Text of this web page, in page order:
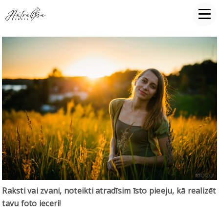
Raksti vai zvani, noteikti atradīsim īsto pieeju, kā realizēt
tavu foto ieceri!